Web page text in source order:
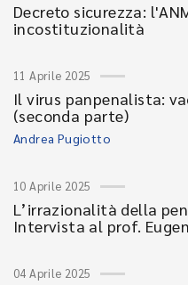
Decreto sicurezza:
incostituzionalità
11 Aprile 2025
Il virus panpenalista:
(seconda parte)
Andrea Pugiotto
10 Aprile 2025
L’irrazionalità della
Intervista al prof.
04 Aprile 2025